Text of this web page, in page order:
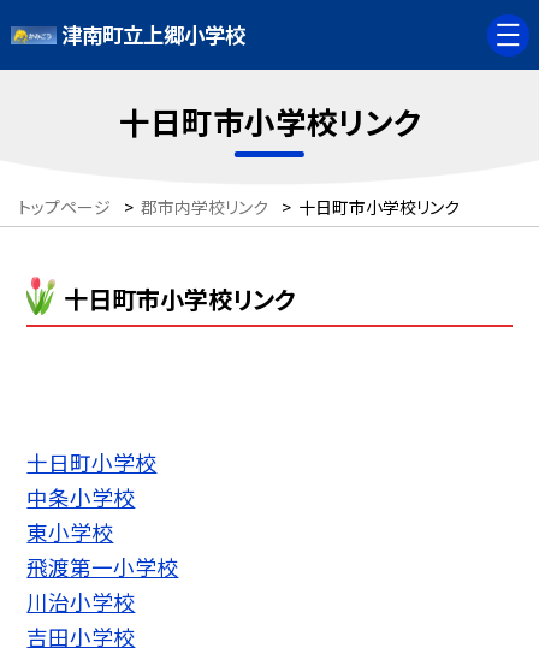
津南町立上郷小学校
十日町市小学校リンク
トップページ > 郡市内学校リンク > 十日町市小学校リンク
十日町市小学校リンク
十日町小学校
中条小学校
東小学校
飛渡第一小学校
川治小学校
吉田小学校